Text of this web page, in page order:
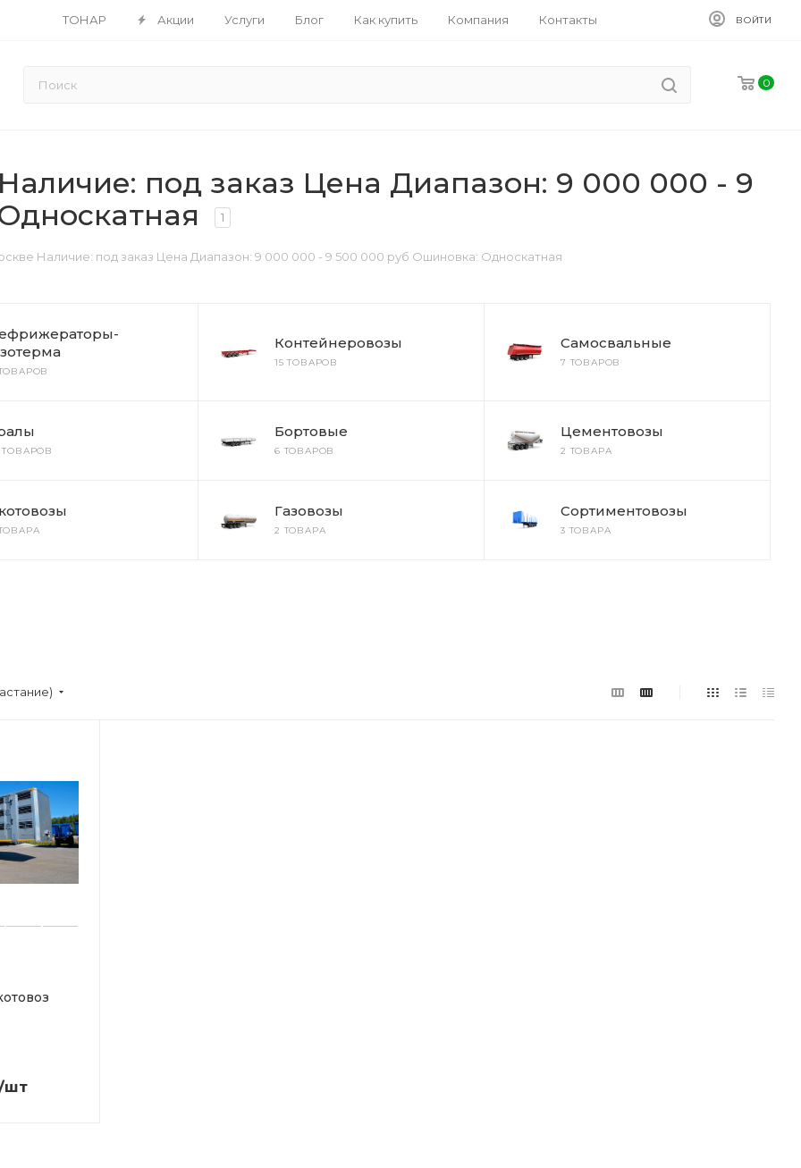
ТОНАР Акции Услуги Блог Как купить Компания Контакты ВОЙТИ
0
под заказ Цена Диапазон: 9 000 000 - 9
1
Наличие: под заказ Цена Диапазон: 9 000 000 - 9 500 000 руб Ошиновка: Односкатная
Контейнеровозы
15 ТОВАРОВ
Самосвальные
7 ТОВАРОВ
ТОВАРОВ
Бортовые
6 ТОВАРОВ
Цементовозы
2 ТОВАРА
Газовозы
2 ТОВАРА
Сортиментовозы
3 ТОВАРА
шт